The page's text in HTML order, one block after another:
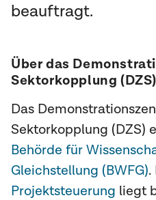
beauftragt.
Über das
Sektorkopplung (DZS)
Das
Sektorkopplung (DZS)
Behörde für
Gleichstellung (BWFG).
Projektsteuerung liegt